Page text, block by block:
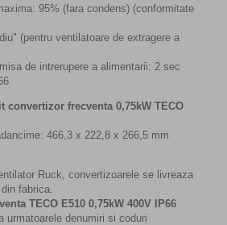
95% (fara condens) (conformitate
(pentru ventilatoare de extragere a
de intrerupere a alimentarii: 2 sec
convertizor frecventa 0,75kW TECO
466,3 x 222,8 x 266,5 mm
Ruck, convertizoarele se livreaza
fabrica.
TECO E510 0,75kW 400V IP66
urmatoarele denumiri si coduri